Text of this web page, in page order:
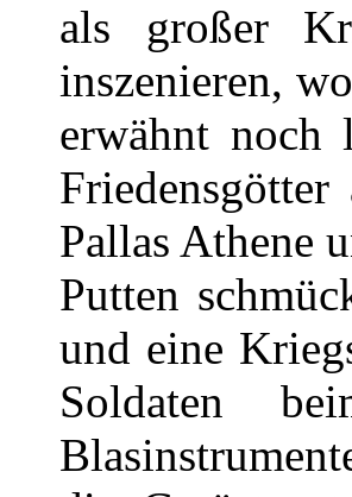
als großer
inszenieren,
erwähnt noch
Pallas Athene
Putten
und eine
Soldaten